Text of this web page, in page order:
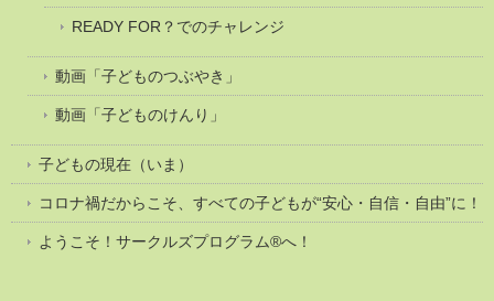
READY FOR？でのチャレンジ
動画「子どものつぶやき」
動画「子どものけんり」
子どもの現在（いま）
コロナ禍だからこそ、すべての子どもが“安心・自信・自由”に！
ようこそ！サークルズプログラム®へ！